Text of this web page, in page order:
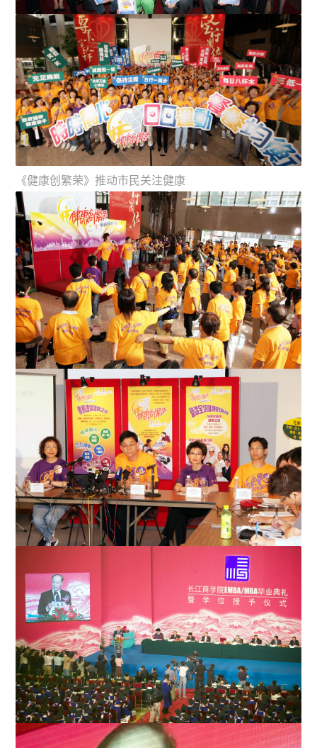
和黄主席李嘉诚在长江中心大堂亲自迎接加州州长阿诺舒
华辛力加。
和记黄埔有限公司副集团董事总经理周胡慕芳（后排右
六）率领长和集团旗下十四...
《健康创繁荣》推动市民关注健康
健康信息天地专家带领「健康先锋」齐做运动，参加者全
情投入参与，为自己的健...
《健康创繁荣》调研小组成员高天才医生指出，香港打工
仔对健康行为知而不行，...